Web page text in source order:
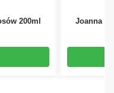
200ml Joanna